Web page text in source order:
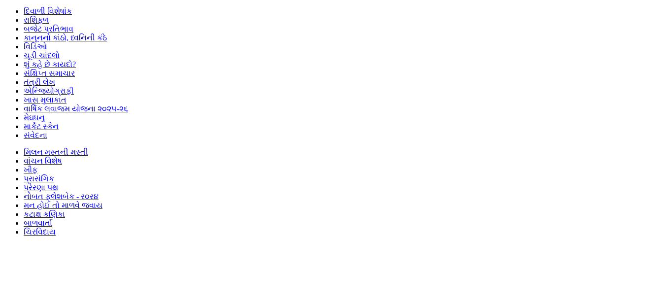
દિવાળી વિશેષાંક
રાશિફળ
બજેટ પ્રતિભાવ
કાનૂનનો કાંઠો, ધ્વનિની કંઠે
વિડિઓ
ચૂડી ચાંદલો
શું કહે છે કાયદો?
સંક્ષિપ્ત સમાચાર
તંત્રી લેખ
એન્જિયોગ્રાફી
ખાસ મુલાકાત
વાર્ષિક લવાજમ યોજના ૨૦૨૫-૨૬
મેઘધનુ
માર્કેટ સ્કેન
સંવેદના
મિલન મસ્તની મસ્તી
વાંચન વિશેષ
ખૌફ
પ્રાસંગિક
પ્રેરણા પથ
નોબત ફ્લેશબેક - ર૦ર૪
મન હોઈ તો માળવે જવાય
કટાક્ષ કણિકા
બાળવાર્તા
ચિરવિદાય